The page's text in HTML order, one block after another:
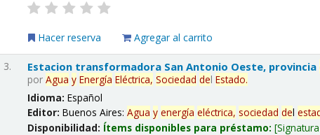
Hacer reserva Agregar al carrito
3. Estacion transformadora San Antonio Oeste, provincia
porAgua y Energía Eléctrica, Sociedad delEstado.
Idioma:Español
Editor:Buenos Aires:Agua y energía eléctrica, sociedad del
Disponibilidad: Ítems disponibles para préstamo: